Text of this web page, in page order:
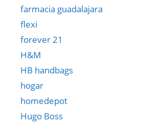
farmacia guadalajara
flexi
forever 21
H&M
HB handbags
hogar
homedepot
Hugo Boss